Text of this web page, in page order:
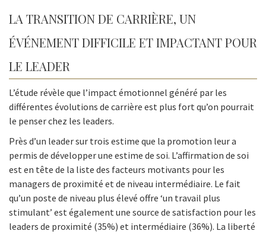
LA TRANSITION DE CARRIÈRE, UN
ÉVÉNEMENT DIFFICILE ET IMPACTANT POUR
LE LEADER
L’étude révèle que l’impact émotionnel généré par les
différentes évolutions de carrière est plus fort qu’on pourrait
le penser chez les leaders.
Près d’un leader sur trois estime que la promotion leur a
permis de développer une estime de soi. L’affirmation de soi
est en tête de la liste des facteurs motivants pour les
managers de proximité et de niveau intermédiaire. Le fait
qu’un poste de niveau plus élevé offre ‘un travail plus
stimulant’ est également une source de satisfaction pour les
leaders de proximité (35%) et intermédiaire (36%). La liberté